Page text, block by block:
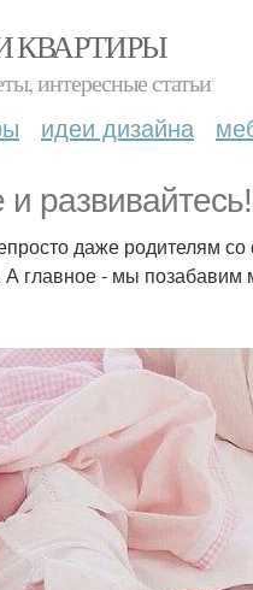
КВАРТИРЫ
интересные статьи
идеи дизайна
и развивайтесь!
даже родителям
главное - мы позабавим